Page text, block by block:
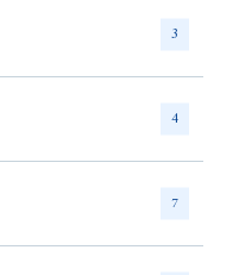
3
4
7